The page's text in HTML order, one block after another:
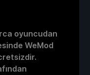
oyuncudan
WeMod